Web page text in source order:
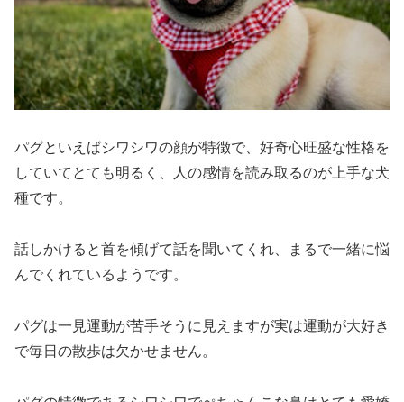
パグといえばシワシワの顔が特徴で、好奇心旺盛な性格を
していてとても明るく、人の感情を読み取るのが上手な犬
種です。
話しかけると首を傾げて話を聞いてくれ、まるで一緒に悩
んでくれているようです。
パグは一見運動が苦手そうに見えますが実は運動が大好き
で毎日の散歩は欠かせません。